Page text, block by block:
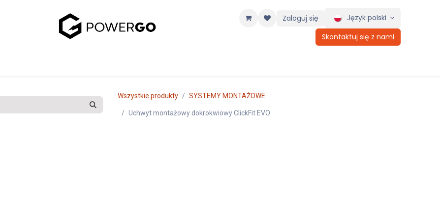
Zaloguj się
Język polski
Skontaktuj się z nami
Wszystkie produkty SYSTEMY MONTAŻOWE
Uchwyt montażowy dokrokwiowy ClickFit EVO